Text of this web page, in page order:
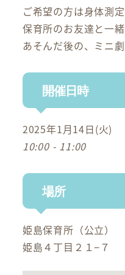
ご希望の方は身体測
保育所のお友達と一
あそんだ後の、ミニ
開催日時
2025年1月14日(火)
10:00 - 11:00
場所
姫島保育所（公立）
姫島４丁目２１−７